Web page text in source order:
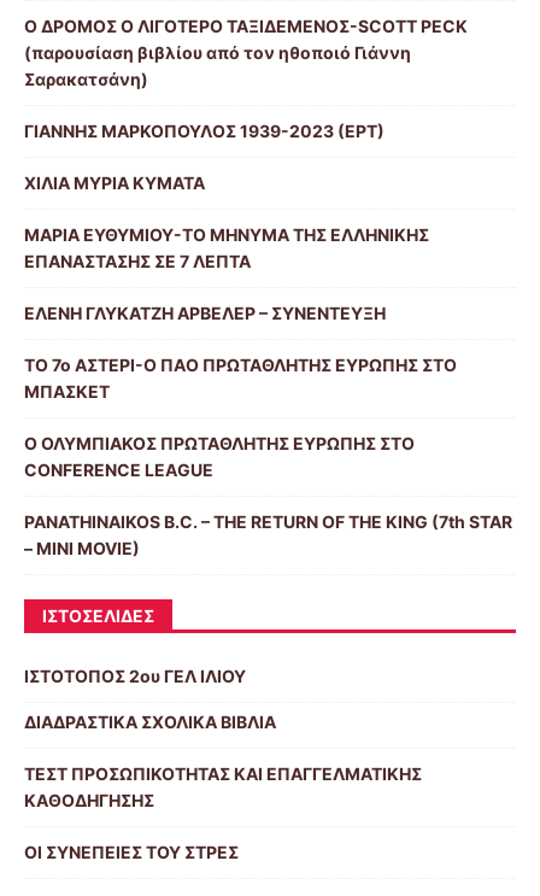
Ο ΔΡΟΜΟΣ Ο ΛΙΓΟΤΕΡΟ ΤΑΞΙΔΕΜΕΝΟΣ-SCOTT PECK
(παρουσίαση βιβλίου από τον ηθοποιό Γιάννη
Σαρακατσάνη)
ΓΙΑΝΝΗΣ ΜΑΡΚΟΠΟΥΛΟΣ 1939-2023 (ΕΡΤ)
ΧΙΛΙΑ ΜΥΡΙΑ ΚΥΜΑΤΑ
ΜΑΡΙΑ ΕΥΘΥΜΙΟΥ-ΤΟ ΜΗΝΥΜΑ ΤΗΣ ΕΛΛΗΝΙΚΗΣ
ΕΠΑΝΑΣΤΑΣΗΣ ΣΕ 7 ΛΕΠΤΑ
ΕΛΕΝΗ ΓΛΥΚΑΤΖΗ ΑΡΒΕΛΕΡ – ΣΥΝΕΝΤΕΥΞΗ
ΤΟ 7ο ΑΣΤΕΡΙ-Ο ΠΑΟ ΠΡΩΤΑΘΛΗΤΗΣ ΕΥΡΩΠΗΣ ΣΤΟ
ΜΠΑΣΚΕΤ
Ο ΟΛΥΜΠΙΑΚΟΣ ΠΡΩΤΑΘΛΗΤΗΣ ΕΥΡΩΠΗΣ ΣΤΟ
CONFERENCE LEAGUE
PANATHINAIKOS B.C. – THE RETURN OF THE KING (7th STAR
– MINI MOVIE)
ΙΣΤΟΣΕΛΙΔΕΣ
ΙΣΤΟΤΟΠΟΣ 2ου ΓΕΛ ΙΛΙΟΥ
ΔΙΑΔΡΑΣΤΙΚΑ ΣΧΟΛΙΚΑ ΒΙΒΛΙΑ
ΤΕΣΤ ΠΡΟΣΩΠΙΚΟΤΗΤΑΣ ΚΑΙ ΕΠΑΓΓΕΛΜΑΤΙΚΗΣ
ΚΑΘΟΔΗΓΗΣΗΣ
ΟΙ ΣΥΝΕΠΕΙΕΣ ΤΟΥ ΣΤΡΕΣ